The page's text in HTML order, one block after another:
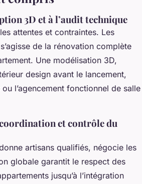
3D et à l’audit technique
attentes et contraintes. Les
de la rénovation complète
Une modélisation 3D,
design avant le lancement,
l’agencement fonctionnel de salle
et contrôle du
artisans qualifiés, négocie les
globale garantit le respect des
jusqu’à l’intégration